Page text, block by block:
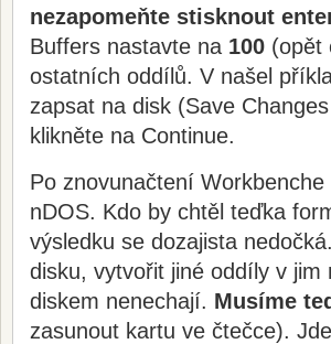
nezapomeňte stisknout
Buffers nastavte na 100 (opět
ostatních oddílů. V našel
zapsat na disk (Save
klikněte na Continue.
Po znovunačtení
nDOS. Kdo by chtěl teďka
výsledku se dozajista
disku, vytvořit jiné oddíly v
diskem nenechají. Musíme
zasunout kartu ve čtečce).